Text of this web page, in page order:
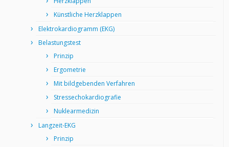
Künstliche Herzklappen
Elektrokardiogramm (EKG)
Belastungstest
Prinzip
Ergometrie
Mit bildgebenden Verfahren
Stressechokardiografie
Nuklearmedizin
Langzeit-EKG
Prinzip